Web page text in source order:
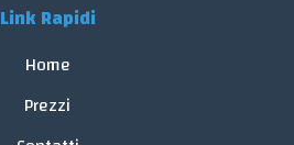
Link Rapidi
Home
Prezzi